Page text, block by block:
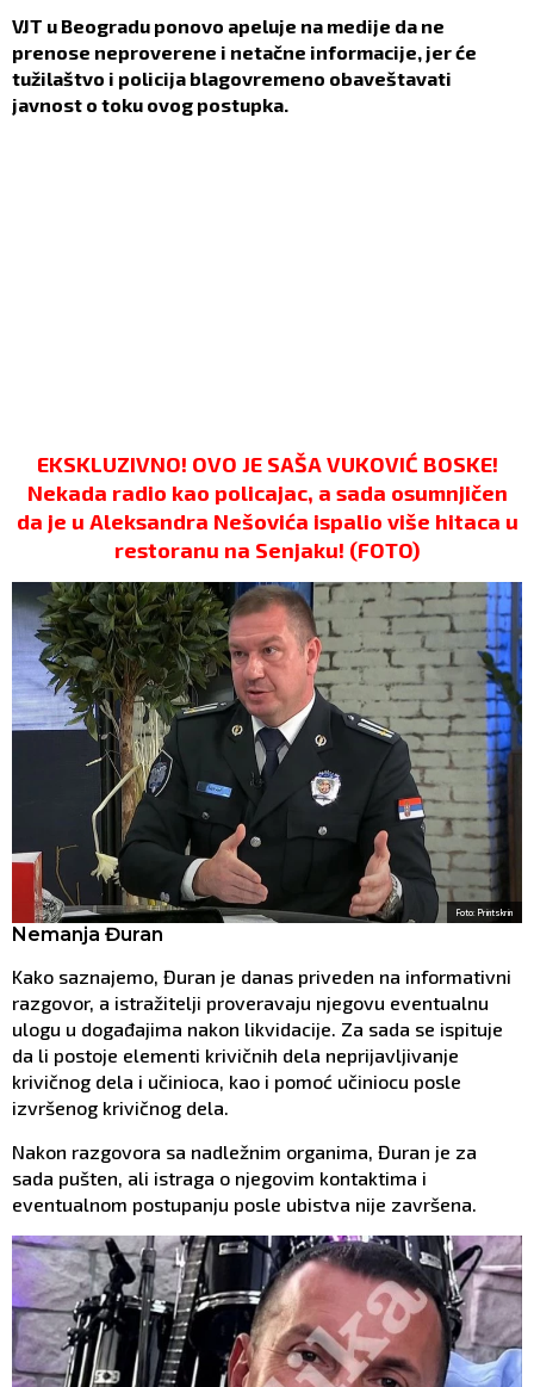
VJT u Beogradu ponovo apeluje na medije da ne
prenose neproverene i netačne informacije, jer će
tužilaštvo i policija blagovremeno obaveštavati
javnost o toku ovog postupka.
EKSKLUZIVNO! OVO JE SAŠA VUKOVIĆ BOSKE!
Nekada radio kao policajac, a sada osumnjičen
da je u Aleksandra Nešovića ispalio više hitaca u
restoranu na Senjaku! (FOTO)
Foto: Printskrin
Nemanja Đuran
Kako saznajemo, Đuran je danas priveden na informativni
razgovor, a istražitelji proveravaju njegovu eventualnu
ulogu u događajima nakon likvidacije. Za sada se ispituje
da li postoje elementi krivičnih dela neprijavljivanje
krivičnog dela i učinioca, kao i pomoć učiniocu posle
izvršenog krivičnog dela.
Nakon razgovora sa nadležnim organima, Đuran je za
sada pušten, ali istraga o njegovim kontaktima i
eventualnom postupanju posle ubistva nije završena.